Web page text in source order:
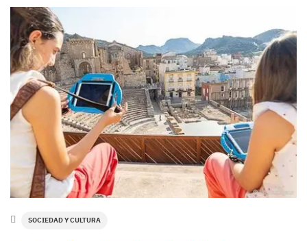
SOCIEDAD Y CULTURA